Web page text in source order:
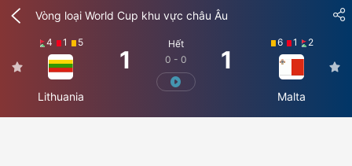
Vòng loại World Cup khu vực châu Âu
4 1 5
Lithuania
1 1
Hết
0 - 0
6 1 2
Malta